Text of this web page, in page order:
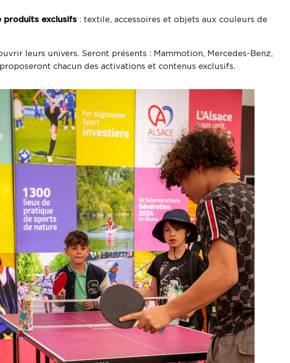
produits exclusifs : textile, accessoires et objets aux couleurs de
leurs univers. Seront présents : Mammotion, Mercedes-Benz,
chacun des activations et contenus exclusifs.